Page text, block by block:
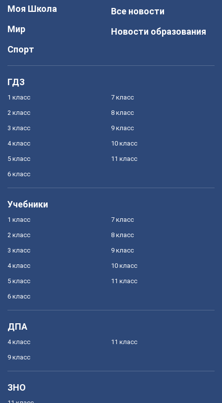
Моя Школа
Мир
Спорт
Все новости
Новости образования
ГДЗ
1 класс
2 класс
3 класс
4 класс
5 класс
6 класс
7 класс
8 класс
9 класс
10 класс
11 класс
Учебники
1 класс
2 класс
3 класс
4 класс
5 класс
6 класс
7 класс
8 класс
9 класс
10 класс
11 класс
ДПА
4 класс
9 класс
11 класс
ЗНО